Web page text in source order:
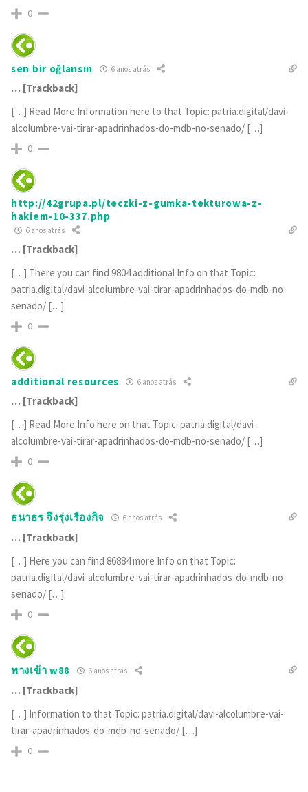
0
sen bir oğlansın 6 anos atrás
… [Trackback]
[…] Read More Information here to that Topic: patria.digital/davi-
alcolumbre-vai-tirar-apadrinhados-do-mdb-no-senado/ […]
0
http://42grupa.pl/teczki-z-gumka-tekturowa-z-
hakiem-10-337.php
6 anos atrás
… [Trackback]
[…] There you can find 9804 additional Info on that Topic:
patria.digital/davi-alcolumbre-vai-tirar-apadrinhados-do-mdb-no-
senado/ […]
0
additional resources 6 anos atrás
… [Trackback]
[…] Read More Info here on that Topic: patria.digital/davi-
alcolumbre-vai-tirar-apadrinhados-do-mdb-no-senado/ […]
0
ธนาธร จึงรุ่งเรืองกิจ 6 anos atrás
… [Trackback]
[…] Here you can find 86884 more Info on that Topic:
patria.digital/davi-alcolumbre-vai-tirar-apadrinhados-do-mdb-no-
senado/ […]
0
ทางเข้า w88 6 anos atrás
… [Trackback]
[…] Information to that Topic: patria.digital/davi-alcolumbre-vai-
tirar-apadrinhados-do-mdb-no-senado/ […]
0